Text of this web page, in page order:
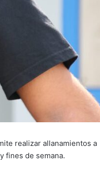
realizar allanamientos a
fines de semana.